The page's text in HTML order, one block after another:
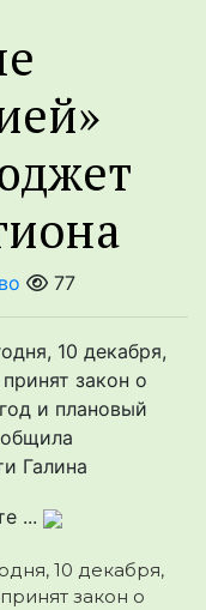
77
10 декабря,
закон о
и плановый
Галина
...
10 декабря,
закон о